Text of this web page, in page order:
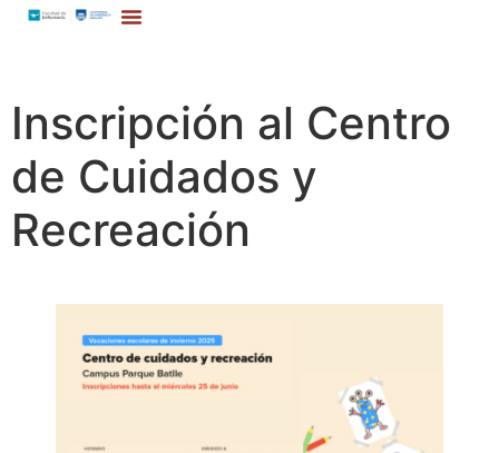
Inscripción al Centro
de Cuidados y
Recreación